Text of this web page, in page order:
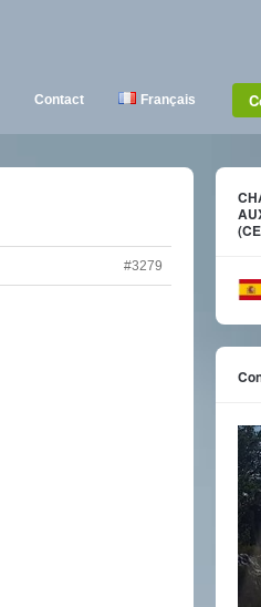
Contact Français
#3279